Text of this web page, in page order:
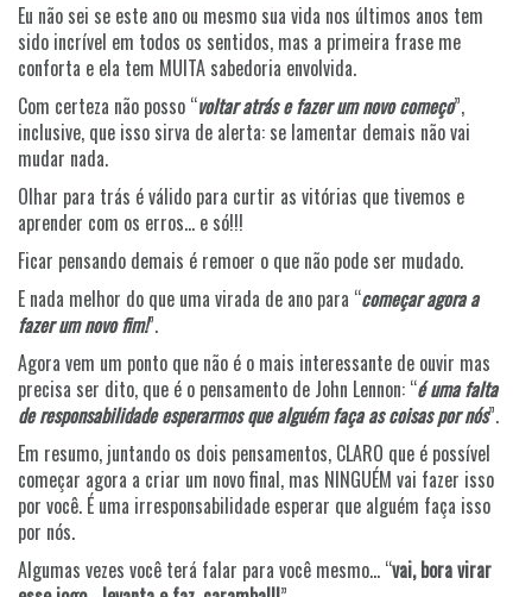
Eu não sei se este ano ou mesmo sua vida nos últimos anos tem
sido incrível em todos os sentidos, mas a primeira frase me
conforta e ela tem MUITA sabedoria envolvida.
Com certeza não posso “voltar atrás e fazer um novo começo”,
inclusive, que isso sirva de alerta: se lamentar demais não vai
mudar nada.
Olhar para trás é válido para curtir as vitórias que tivemos e
aprender com os erros… e só!!!
Ficar pensando demais é remoer o que não pode ser mudado.
E nada melhor do que uma virada de ano para “começar agora a
fazer um novo fim!”.
Agora vem um ponto que não é o mais interessante de ouvir mas
precisa ser dito, que é o pensamento de John Lennon: “é uma falta
de responsabilidade esperarmos que alguém faça as coisas por nós”.
Em resumo, juntando os dois pensamentos, CLARO que é possível
começar agora a criar um novo final, mas NINGUÉM vai fazer isso
por você. É uma irresponsabilidade esperar que alguém faça isso
por nós.
Algumas vezes você terá falar para você mesmo… “vai, bora virar